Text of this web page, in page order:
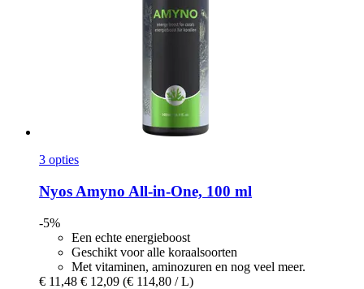
3 opties
Nyos Amyno All-​in-​One, 100 ml
-5%
Een echte energieboost
Geschikt voor alle koraalsoorten
Met vitaminen, aminozuren en nog veel meer.
€ 11,48 € 12,09 (€ 114,80 / L)